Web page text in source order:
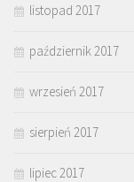
listopad 2017
październik 2017
wrzesień 2017
sierpień 2017
lipiec 2017